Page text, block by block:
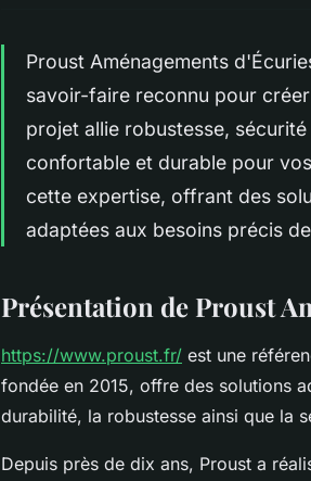
Proust Aménagements
savoir-faire reconnu pour
projet allie robustesse,
confortable et durable pour
cette expertise, offrant des
adaptées aux besoins précis
Présentation de Proust
https://www.proust.fr/ est une
fondée en 2015, offre des solutions
durabilité, la robustesse ainsi que la
Depuis près de dix ans, Proust a